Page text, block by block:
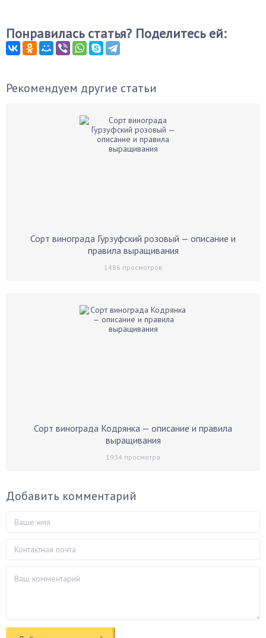
Понравилась статья? Поделитесь ей:
Рекомендуем другие статьи
Сорт винограда Гурзуфский розовый — описание и
правила выращивания
1486 просмотров
Сорт винограда Кодрянка — описание и правила
выращивания
1934 просмотра
Добавить комментарий